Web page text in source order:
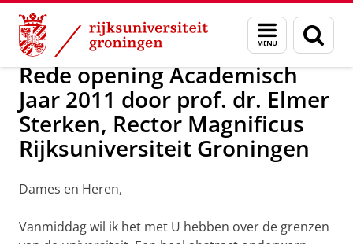
Skip
Content
Skip
Navigation
Menu
en
zoeken
Over ons Actueel Nieuws
Rede opening Academisch
Jaar 2011 door prof. dr. Elmer
Sterken, Rector Magnificus
Rijksuniversiteit Groningen
Dames en Heren,
Vanmiddag wil ik het met U hebben over de grenzen